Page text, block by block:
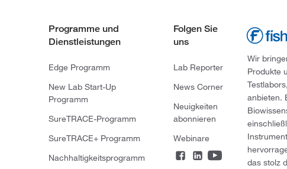
Programme und
Dienstleistungen
Edge Programm
New Lab Start-Up
Programm
SureTRACE-Programm
SureTRACE+ Programm
Nachhaltigkeitsprogramm
Folgen Sie
uns
Lab Reporter
News Corner
Neuigkeiten
abonnieren
Webinare
Wir
Produkte
anbieten.
das stolz